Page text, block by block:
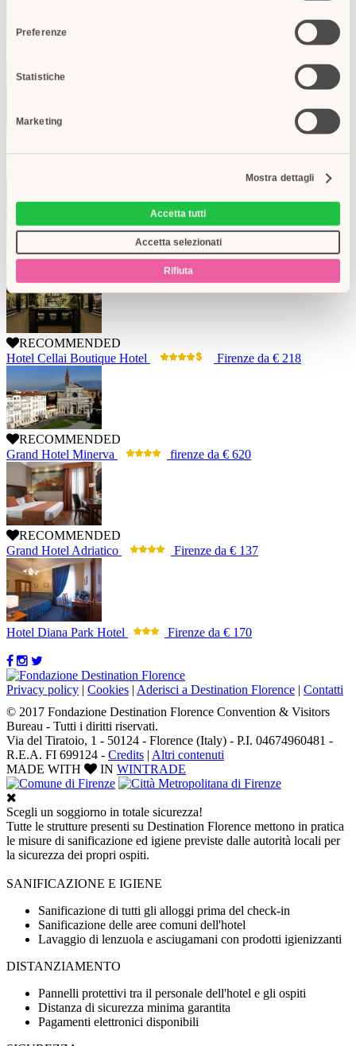
Preferenze
Statistiche
Marketing
Mostra dettagli
Accetta tutti
Accetta selezionati
Rifiuta
RECOMMENDED
Hotel Helvetia & Bristol Firenze - Starhotels Collezione
Hotel L'Orologio
Firenzeda€ 266
RECOMMENDED
Hotel Cellai Boutique Hotel
Firenze da € 218
RECOMMENDED
Grand Hotel Minerva
firenze da € 620
RECOMMENDED
Grand Hotel Adriatico
Firenze da € 137
Hotel Diana Park Hotel Firenze da € 170
Privacy policy | Cookies | Aderisci a Destination Florence | Contatti
© 2017 Fondazione Destination Florence Convention & Visitors
Bureau - Tutti i diritti riservati.
Via del Tiratoio, 1 - 50124 - Florence (Italy) - P.I. 04674960481 -
R.E.A. FI 699124 - Credits | Altri contenuti
MADE WITH
IN WINTRADE
Scegli un soggiorno in totale sicurezza!
Tutte le strutture presenti su Destination Florence mettono in pratica
le misure di sanificazione ed igiene previste dalle autorità locali per
la sicurezza dei propri ospiti.
SANIFICAZIONE E IGIENE
Sanificazione di tutti gli alloggi prima del check-in
Sanificazione delle aree comuni dell'hotel
Lavaggio di lenzuola e asciugamani con prodotti igienizzanti
DISTANZIAMENTO
Pannelli protettivi tra il personale dell'hotel e gli ospiti
Distanza di sicurezza minima garantita
Pagamenti elettronici disponibili